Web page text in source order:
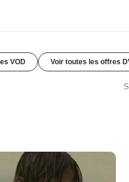
VOD Voir toutes les offres